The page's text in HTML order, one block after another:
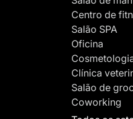
Centro de
Salão SPA
Oficina
Clínica
Salão de
Coworking